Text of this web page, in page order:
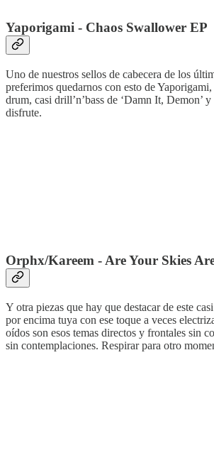
Yaporigami - Chaos Swallower EP
Uno de nuestros sellos de cabecera de los
preferimos quedarnos con esto de
drum, casi drill’n’bass de ‘Damn It, Demon’
disfrute.
Orphx/Kareem - Are Your Skies
Y otra piezas que hay que destacar de este
por encima tuya con ese toque a veces
oídos son esos temas directos y frontales sin
sin contemplaciones. Respirar para otro